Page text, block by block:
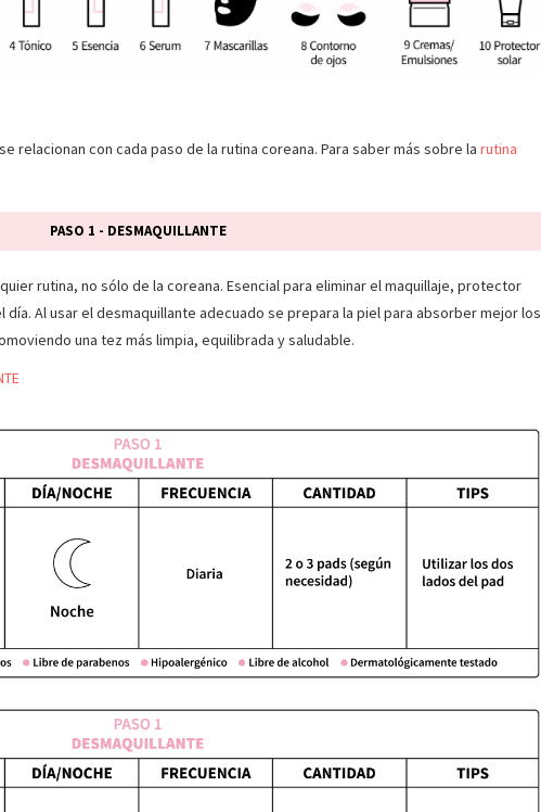
relacionan con cada paso de la rutina coreana. Para saber más sobre la rutina
PASO 1 - DESMAQUILLANTE
rutina, no sólo de la coreana. Esencial para eliminar el maquillaje, protector
día. Al usar el desmaquillante adecuado se prepara la piel para absorber mejor los
una tez más limpia, equilibrada y saludable.